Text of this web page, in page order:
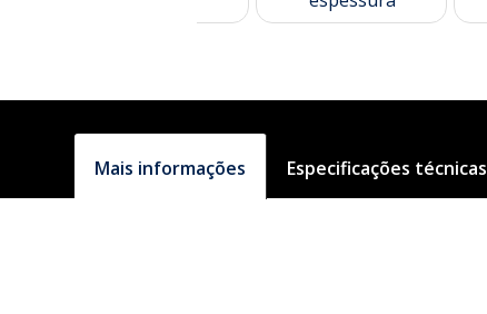
Mais informações Especificações técnicas